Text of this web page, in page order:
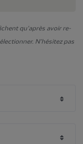
qu'après avoir re-
N'hésitez pas